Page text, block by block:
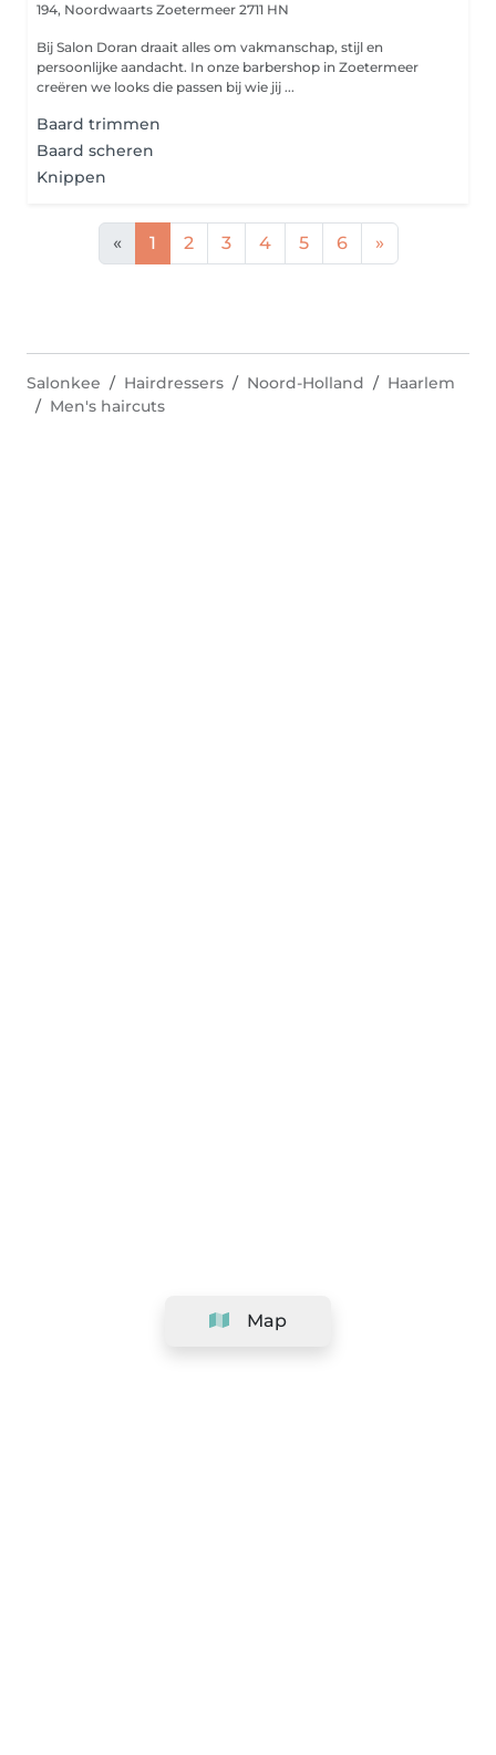
194, Noordwaarts Zoetermeer 2711 HN
Bij Salon Doran draait alles om vakmanschap, stijl en
persoonlijke aandacht. In onze barbershop in Zoetermeer
creëren we looks die passen bij wie jij ...
Baard trimmen
Baard scheren
Knippen
« 1 2 3 4 5 6 »
Map
Salonkee Hairdressers Noord-Holland
Haarlem
Men's haircuts